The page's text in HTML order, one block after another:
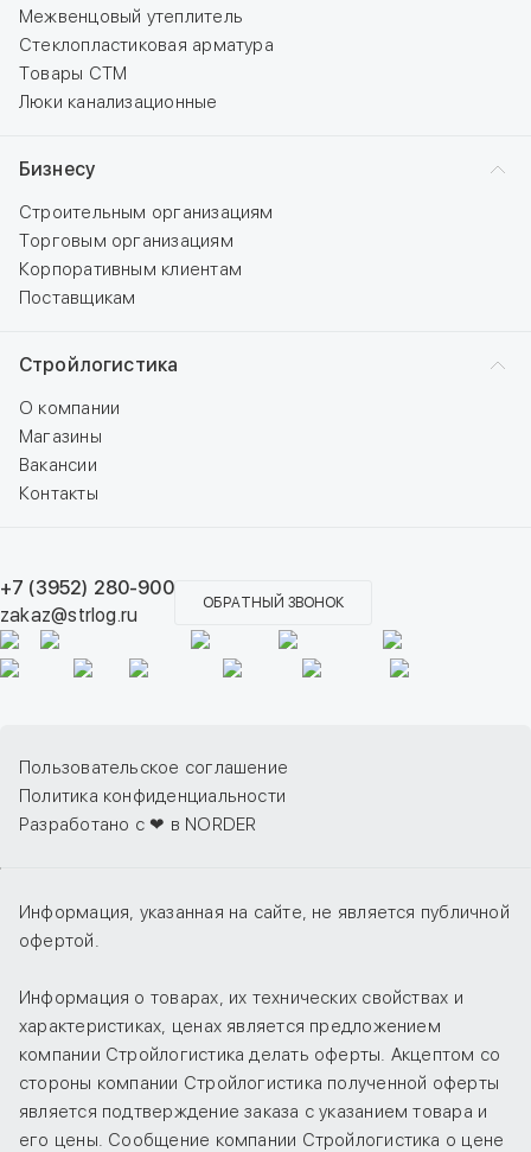
Межвенцовый утеплитель
Стеклопластиковая арматура
Товары СТМ
Люки канализационные
Бизнесу
Строительным организациям
Торговым организациям
Корпоративным клиентам
Поставщикам
Стройлогистика
О компании
Магазины
Вакансии
Контакты
+7 (3952) 280-900
zakaz@strlog.ru
ОБРАТНЫЙ ЗВОНОК
Пользовательское соглашение
Политика конфиденциальности
Разработано с ❤ в NORDER
Информация, указанная на сайте, не является публичной
офертой.
Информация о товарах, их технических свойствах и
характеристиках, ценах является предложением
компании Стройлогистика делать оферты. Акцептом со
стороны компании Стройлогистика полученной оферты
является подтверждение заказа с указанием товара и
его цены. Сообщение компании Стройлогистика о цене